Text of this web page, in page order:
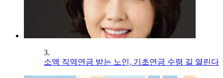
3.
소액 직역연금 받는 노인, 기초연금 수령 길 열린다